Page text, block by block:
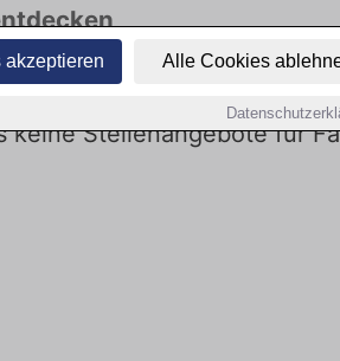
Alle Cookies
Sie freie Optionen von Top-
Stellenangebote für